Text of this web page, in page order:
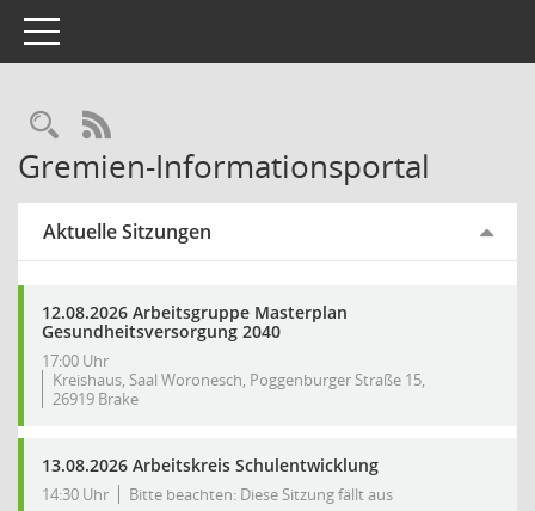
Toggle navigation
Rechercheauswahl
RSS-Feed
Gremien-Informationsportal
Aktuelle Sitzungen
12.08.2026 Arbeitsgruppe Masterplan
Gesundheitsversorgung 2040
17:00 Uhr
Kreishaus, Saal Woronesch, Poggenburger Straße 15,
26919 Brake
13.08.2026 Arbeitskreis Schulentwicklung
14:30 Uhr Bitte beachten: Diese Sitzung fällt aus